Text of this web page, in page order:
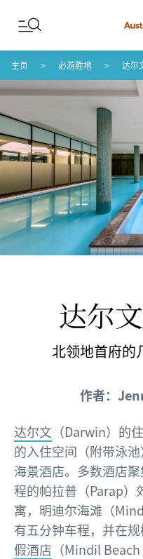
Skip to content
Skip to footer navigation
主页 必游胜地 达尔
达尔
北领地首府的
作者：
达尔文 （Darwin）的
的入住空间（附带泳
海景酒店。多数酒店
程的帕拉普（Parap）
寓，明迪尔海滩（
有五分钟车程，并在
假酒店 （Mindil